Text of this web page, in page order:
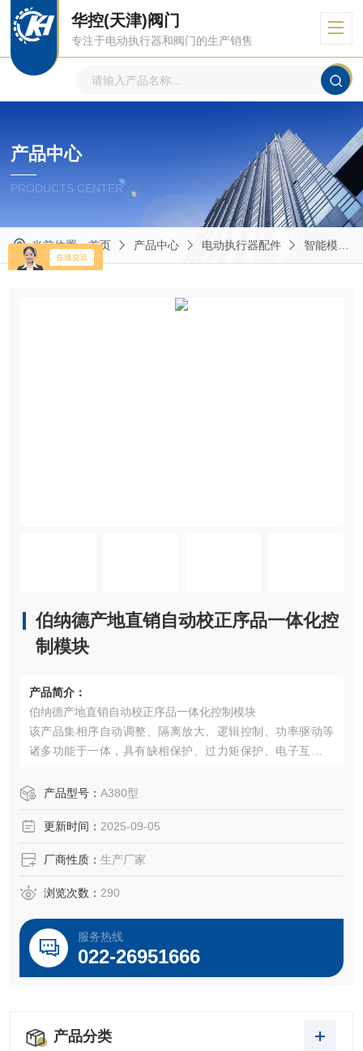
华控(天津)阀门
专注于电动执行器和阀门的生产销售
产品中心
PRODUCTS CENTER
当前位置：首页 产品中心 电动执行器配件 智能模块
伯纳德产地直销自动校正序品一体化控
制模块
产品简介：
伯纳德产地直销自动校正序品一体化控制模块
该产品集相序自动调整、隔离放大、逻辑控制、功率驱动等
诸多功能于一体，具有缺相保护、过力矩保护、电子互锁保
强、性能可靠、抗震、防潮、体积小、接线简单，调试方便
产品型号： A380型
更新时间： 2025-09-05
厂商性质： 生产厂家
浏览次数： 290
服务热线
022-26951666
产品分类